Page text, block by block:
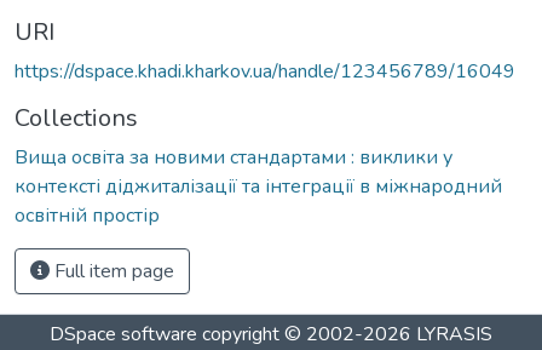
URI
https://dspace.khadi.kharkov.ua/handle/123456789/16049
Collections
Вища освіта за новими стандартами : виклики у
контексті діджиталізації та інтеграції в міжнародний
освітній простір
Full item page
DSpace software copyright © 2002-2026 LYRASIS